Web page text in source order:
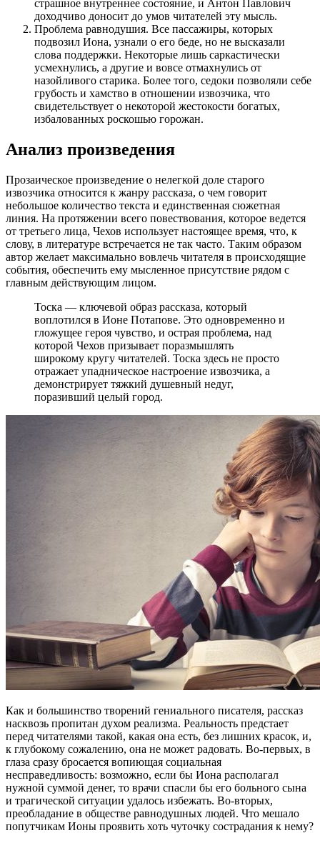
страшное внутреннее состояние, и Антон Павлович
доходчиво доносит до умов читателей эту мысль.
Проблема равнодушия. Все пассажиры, которых
подвозил Иона, узнали о его беде, но не высказали
слова поддержки. Некоторые лишь саркастически
усмехнулись, а другие и вовсе отмахнулись от
назойливого старика. Более того, седоки позволяли себе
грубость и хамство в отношении извозчика, что
свидетельствует о некоторой жестокости богатых,
избалованных роскошью горожан.
Анализ произведения
Прозаическое произведение о нелегкой доле старого
извозчика относится к жанру рассказа, о чем говорит
небольшое количество текста и единственная сюжетная
линия. На протяжении всего повествования, которое ведется
от третьего лица, Чехов использует настоящее время, что, к
слову, в литературе встречается не так часто. Таким образом
автор желает максимально вовлечь читателя в происходящие
события, обеспечить ему мысленное присутствие рядом с
главным действующим лицом.
Тоска — ключевой образ рассказа, который
воплотился в Ионе Потапове. Это одновременно и
гложущее героя чувство, и острая проблема, над
которой Чехов призывает поразмышлять
широкому кругу читателей. Тоска здесь не просто
отражает упадническое настроение извозчика, а
демонстрирует тяжкий душевный недуг,
поразивший целый город.
Как и большинство творений гениального писателя, рассказ
насквозь пропитан духом реализма. Реальность предстает
перед читателями такой, какая она есть, без лишних красок, и,
к глубокому сожалению, она не может радовать. Во-первых, в
глаза сразу бросается вопиющая социальная
несправедливость: возможно, если бы Иона располагал
нужной суммой денег, то врачи спасли бы его больного сына
и трагической ситуации удалось избежать. Во-вторых,
преобладание в обществе равнодушных людей. Что мешало
попутчикам Ионы проявить хоть чуточку сострадания к нему?